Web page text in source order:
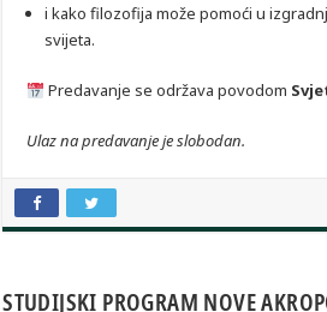
i kako filozofija može pomoći u
svijeta.
Predavanje se održava povodom
Ulaz na predavanje je slobodan.
STUDIJSKI PROGRAM NOVE